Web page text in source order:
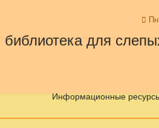
Информационные